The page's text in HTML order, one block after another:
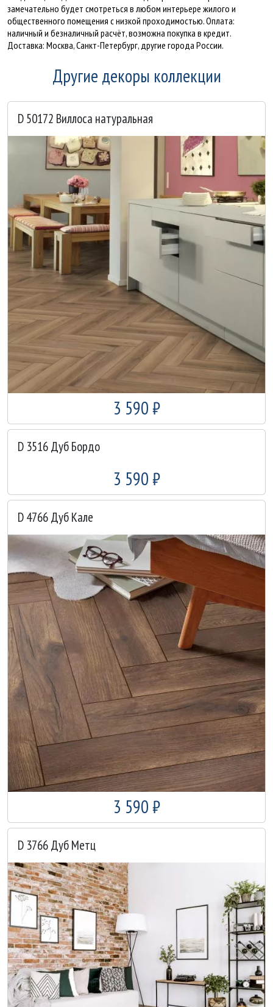
замечательно будет смотреться в любом интерьере жилого и
общественного помещения с низкой проходимостью. Оплата:
наличный и безналичный расчёт, возможна покупка в кредит.
Доставка: Москва, Санкт-Петербург, другие города России.
Другие декоры коллекции
D 50172 Виллоса натуральная
3 590 ₽
D 3516 Дуб Бордо
3 590 ₽
D 4766 Дуб Кале
3 590 ₽
D 3766 Дуб Метц